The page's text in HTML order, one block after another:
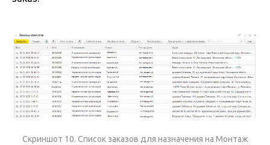
Скриншот 10. Список заказов для назначения на Монтаж